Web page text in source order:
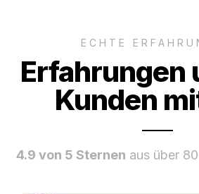
ECHTE
Erfahrungen
Kunden
4.9 von 5 Sternen aus über